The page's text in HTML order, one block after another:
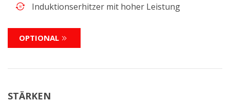
Induktionserhitzer mit hoher Leistung
OPTIONAL
STÄRKEN